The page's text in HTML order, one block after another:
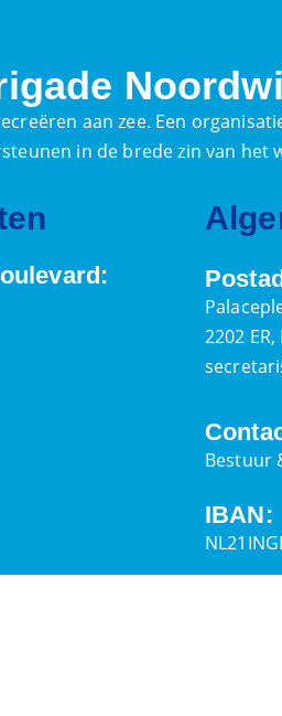
aan zee. Een
in de brede zin van het
2202
Bestuur
IBAN: